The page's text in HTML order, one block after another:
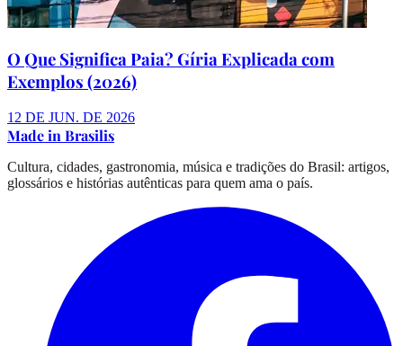
O Que Significa Paia? Gíria Explicada com
Exemplos (2026)
12 DE JUN. DE 2026
Made in Brasilis
Cultura, cidades, gastronomia, música e tradições do Brasil: artigos,
glossários e histórias autênticas para quem ama o país.